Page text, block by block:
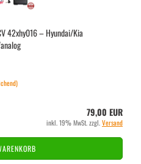
42xhy016 – Hyundai/Kia
79,00 EUR
inkl. 19% MwSt. zzgl.Versand